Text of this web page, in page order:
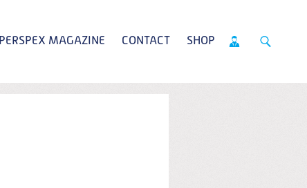
PERSPEX MAGAZINE CONTACT SHOP